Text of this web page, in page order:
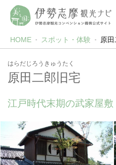
HOME スポット・体験 原
はらだじろうきゅうたく
原田二郎旧宅
江戸時代末期の武家屋敷